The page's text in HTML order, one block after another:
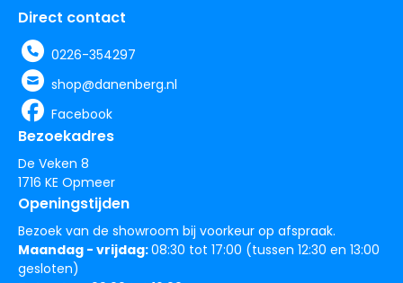
Direct contact
0226-354297
shop@danenberg.nl
Facebook
Bezoekadres
De Veken 8
1716 KE Opmeer
Openingstijden
Bezoek van de showroom bij voorkeur op afspraak.
Maandag - vrijdag:08:30 tot 17:00 (tussen 12:30 en 13:00
gesloten)